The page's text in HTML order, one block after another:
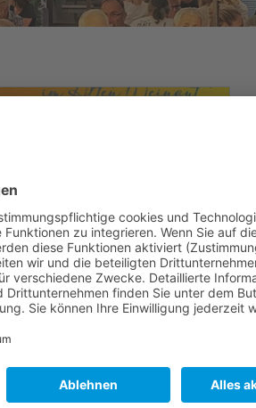
Treff |
Angst vor der